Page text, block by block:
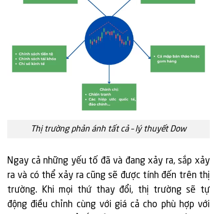
Thị trường phản ánh tất cả – lý thuyết Dow
Ngay cả những yếu tố đã và đang xảy ra, sắp xảy
ra và có thể xảy ra cũng sẽ được tính đến trên thị
trường. Khi mọi thứ thay đổi, thị trường sẽ tự
động điều chỉnh cùng với giá cả cho phù hợp với